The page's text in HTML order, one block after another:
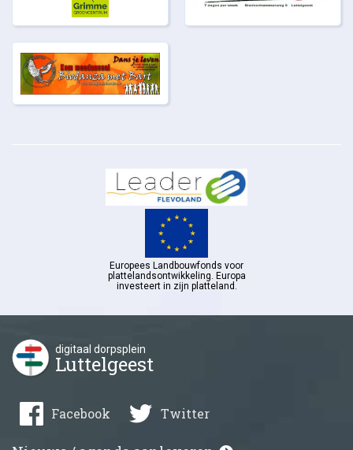
Europees Landbouwfonds voor
plattelandsontwikkeling. Europa
investeert in zijn platteland.
digitaal dorpsplein
Luttelgeest
Facebook Twitter